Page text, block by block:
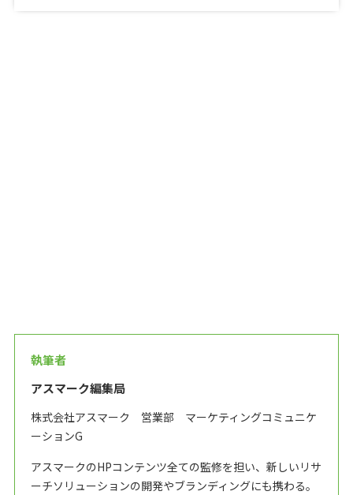
執筆者
アスマーク編集局
株式会社アスマーク 営業部 マーケティングコミュニケ
ーションG
アスマークのHPコンテンツ全ての監修を担い、新しいリサ
ーチソリューションの開発やブランディングにも携わる。